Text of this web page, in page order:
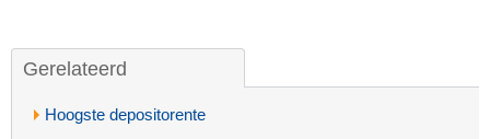
Gerelateerd
Hoogste depositorente